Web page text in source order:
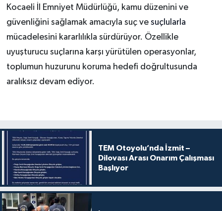
Kocaeli İl Emniyet Müdürlüğü, kamu düzenini ve
güvenliğini sağlamak amacıyla suç ve suçlularla
mücadelesini kararlılıkla sürdürüyor. Özellikle
uyuşturucu suçlarına karşı yürütülen operasyonlar,
toplumun huzurunu koruma hedefi doğrultusunda
aralıksız devam ediyor.
TEM Otoyolu’nda İzmit –
Dilovası Arası Onarım Çalışması
Başlıyor